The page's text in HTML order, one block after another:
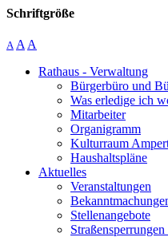
Schriftgröße
A A A
Rathaus - Verwaltung
Bürgerbüro und
Was erledige ich
Mitarbeiter
Organigramm
Kulturraum
Haushaltspläne
Aktuelles
Veranstaltungen
Stellenangebote